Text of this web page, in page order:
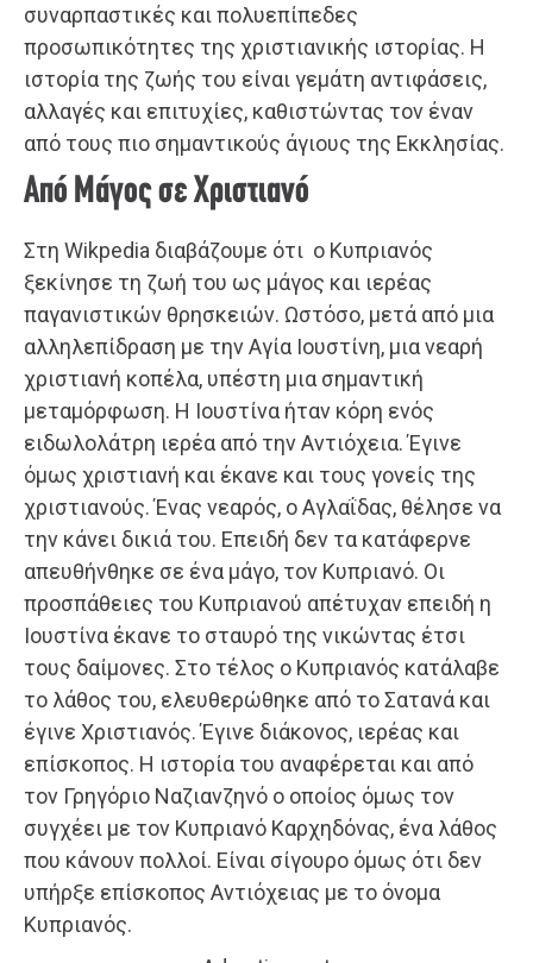
συναρπαστικές και πολυεπίπεδες
προσωπικότητες της χριστιανικής ιστορίας. Η
ιστορία της ζωής του είναι γεμάτη αντιφάσεις,
αλλαγές και επιτυχίες, καθιστώντας τον έναν
από τους πιο σημαντικούς άγιους της Εκκλησίας.
Από Μάγος σε Χριστιανό
Στη Wikpedia διαβάζουμε ότι ο Κυπριανός
ξεκίνησε τη ζωή του ως μάγος και ιερέας
παγανιστικών θρησκειών. Ωστόσο, μετά από μια
αλληλεπίδραση με την Αγία Ιουστίνη, μια νεαρή
χριστιανή κοπέλα, υπέστη μια σημαντική
μεταμόρφωση. Η Ιουστίνα ήταν κόρη ενός
ειδωλολάτρη ιερέα από την Αντιόχεια. Έγινε
όμως χριστιανή και έκανε και τους γονείς της
χριστιανούς. Ένας νεαρός, ο Αγλαΐδας, θέλησε να
την κάνει δικιά του. Επειδή δεν τα κατάφερνε
απευθήνθηκε σε ένα μάγο, τον Κυπριανό. Οι
προσπάθειες του Κυπριανού απέτυχαν επειδή η
Ιουστίνα έκανε το σταυρό της νικώντας έτσι
τους δαίμονες. Στο τέλος ο Κυπριανός κατάλαβε
το λάθος του, ελευθερώθηκε από το Σατανά και
έγινε Χριστιανός. Έγινε διάκονος, ιερέας και
επίσκοπος. Η ιστορία του αναφέρεται και από
τον Γρηγόριο Ναζιανζηνό ο οποίος όμως τον
συγχέει με τον Κυπριανό Καρχηδόνας, ένα λάθος
που κάνουν πολλοί. Είναι σίγουρο όμως ότι δεν
υπήρξε επίσκοπος Αντιόχειας με το όνομα
Κυπριανός.